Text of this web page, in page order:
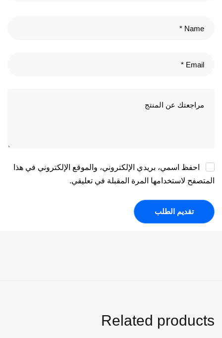
احفظ اسمي، بريدي الإلكتروني، والموقع الإلكتروني في هذا
المتصفح لاستخدامها المرة المقبلة في تعليقي.
Related products